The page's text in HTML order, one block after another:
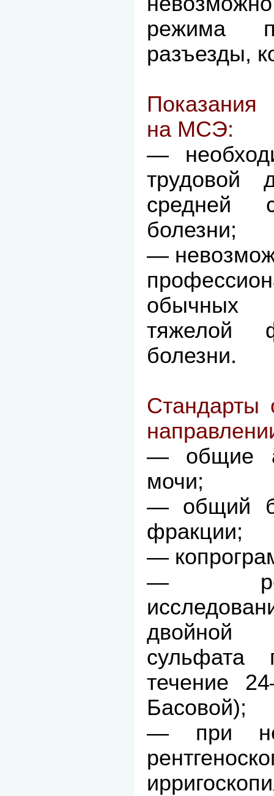
режима
разъезды,
на МСЭ:
—
трудовой
средней
болезни;
—
обычных
тяжелой
болезни.
Стандарты
— общие
мочи;
— общий
фракции;
—
—
двойной
сульфата
течение
Басовой);
— при